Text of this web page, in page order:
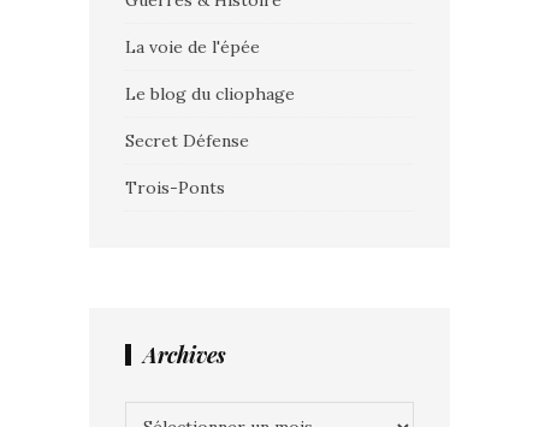
La voie de l'épée
Le blog du cliophage
Secret Défense
Trois-Ponts
Archives